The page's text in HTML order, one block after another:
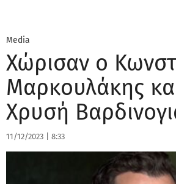
Media
Χώρισαν ο
Μαρκουλάκης
Χρυσή
11/12/2023 8:33